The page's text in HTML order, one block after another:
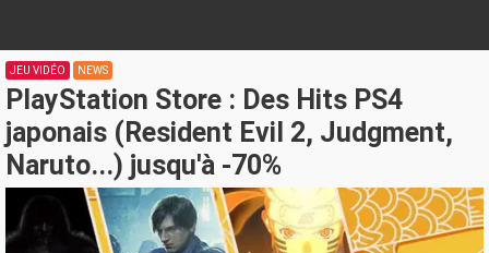
JEU VIDÉO NEWS
PlayStation Store : Des Hits PS4
japonais (Resident Evil 2, Judgment,
Naruto...) jusqu'à -70%